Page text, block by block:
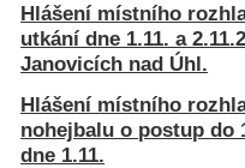
Hlášení místního
utkání dne 1.11. a
Janovicích nad Úhl.
Hlášení místního
nohejbalu o postup do
dne 1.11.